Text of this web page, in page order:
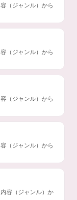
（ジャンル）から
（ジャンル）から
（ジャンル）から
（ジャンル）から
容（ジャンル）か